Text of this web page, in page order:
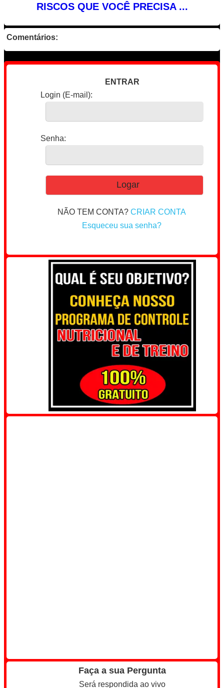
RISCOS QUE VOCÊ PRECISA ...
Comentários:
ENTRAR
Login (E-mail):
Senha:
NÃO TEM CONTA?CRIAR CONTA
Esqueceu sua senha?
Faça a sua Pergunta
Será respondida ao vivo